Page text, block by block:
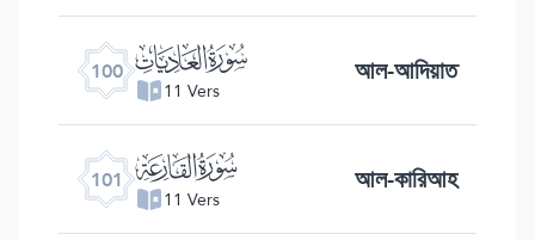
100 ﰑ
11 Vers আল-আদিয়াত
101 ﰒ
11 Vers আল-কারিআহ